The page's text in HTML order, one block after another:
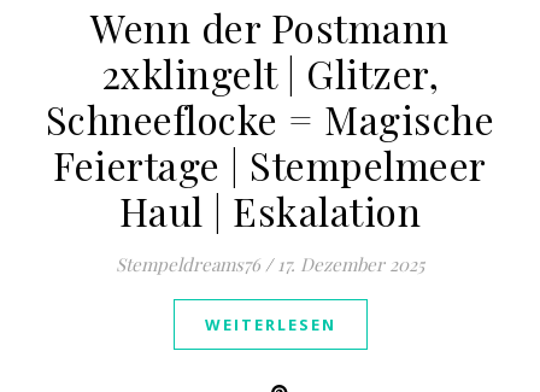
Wenn der Postmann
2xklingelt | Glitzer,
Schneeflocke = Magische
Feiertage | Stempelmeer
Haul | Eskalation
Stempeldreams76 / 17. Dezember 2025
WEITERLESEN